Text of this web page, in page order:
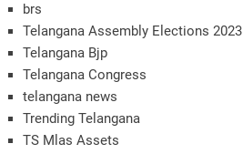
brs
Telangana Assembly Elections 2023
Telangana Bjp
Telangana Congress
telangana news
Trending Telangana
TS Mlas Assets